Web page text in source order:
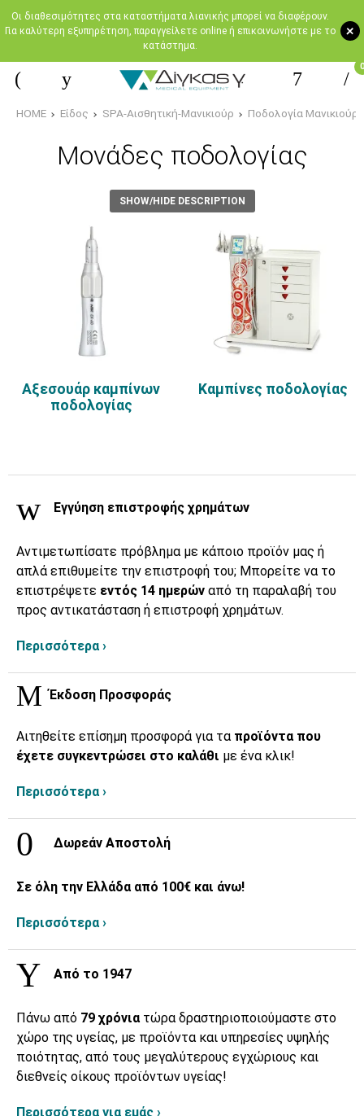
+
Oι διαθεσιμότητες στα καταστήματα λιανικής μπορεί να διαφέρουν.
Για καλύτερη εξυπηρέτηση, παραγγείλετε online ή επικοινωνήστε με το
κατάστημα.
0
HOME Είδος SPA-Αισθητική-Μανικιούρ Ποδολογία Μανικιούρ
Μονάδες ποδολογίας
SHOW/HIDE DESCRIPTION
Αξεσουάρ καμπίνων
ποδολογίας
Καμπίνες ποδολογίας
Εγγύηση επιστροφής χρημάτων
Αντιμετωπίσατε πρόβλημα με κάποιο προϊόν μας ή
απλά επιθυμείτε την επιστροφή του; Μπορείτε να το
επιστρέψετε εντός 14 ημερών από τη παραλαβή του
προς αντικατάσταση ή επιστροφή χρημάτων.
Περισσότερα ›
Έκδοση Προσφοράς
Αιτηθείτε επίσημη προσφορά για τα προϊόντα που
έχετε συγκεντρώσει στο καλάθι με ένα κλικ!
Περισσότερα ›
Δωρεάν Αποστολή
Σε όλη την Ελλάδα από 100€ και άνω!
Περισσότερα ›
Από το 1947
Πάνω από 79 χρόνια τώρα δραστηριοποιούμαστε στο
χώρο της υγείας, με προϊόντα και υπηρεσίες υψηλής
ποιότητας, από τους μεγαλύτερους εγχώριους και
διεθνείς οίκους προϊόντων υγείας!
Περισσότερα για εμάς ›